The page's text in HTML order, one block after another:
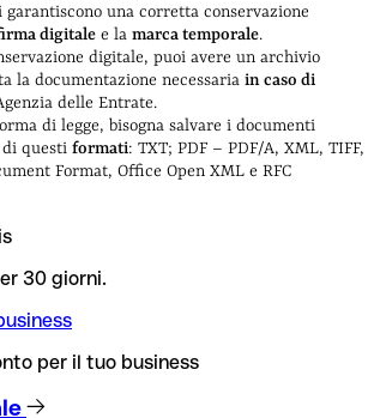
una corretta conservazione
digitale e la marca temporale.
digitale, puoi avere un archivio
la documentazione necessaria in caso di
delle Entrate.
di legge, bisogna salvare i documenti
questi formati: TXT; PDF – PDF/A, XML, TIFF,
Format, Office Open XML e RFC
30 giorni.
per il tuo business